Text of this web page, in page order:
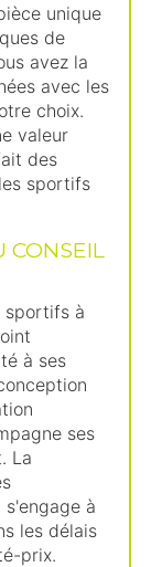
unique
de
avez la
avec les
choix.
valeur
des
sportifs
CONSEIL
sportifs à
à ses
ses
La
à
les délais
prix.